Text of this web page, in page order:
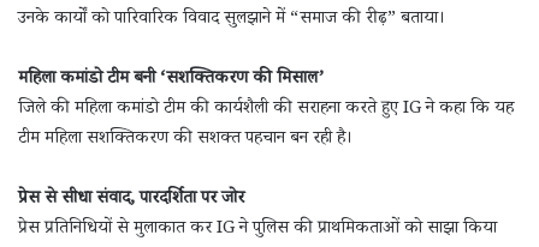
उनके कार्यों को पारिवारिक विवाद सुलझाने में “समाज की रीढ़” बताया।
महिला कमांडो टीम बनी ‘सशक्तिकरण की मिसाल’
जिले की महिला कमांडो टीम की कार्यशैली की सराहना करते हुए IG ने कहा कि यह
टीम महिला सशक्तिकरण की सशक्त पहचान बन रही है।
प्रेस से सीधा संवाद, पारदर्शिता पर जोर
प्रेस प्रतिनिधियों से मुलाकात कर IG ने पुलिस की प्राथमिकताओं को साझा किया